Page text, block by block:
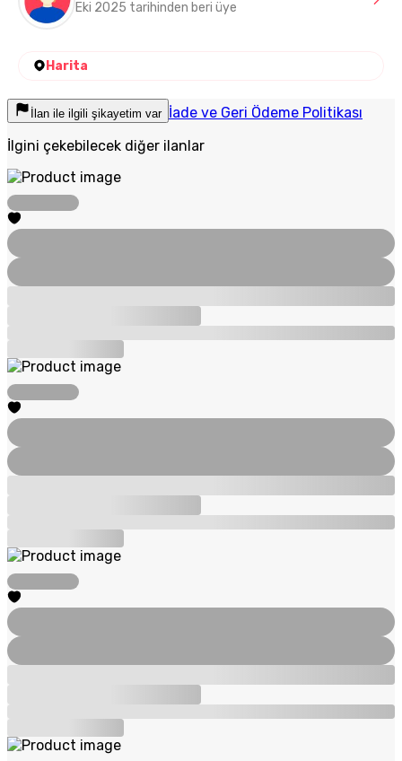
Eki 2025 tarihinden beri üye
Harita
İlan ile ilgili şikayetim var İade ve Geri Ödeme Politikası
İlgini çekebilecek diğer ilanlar